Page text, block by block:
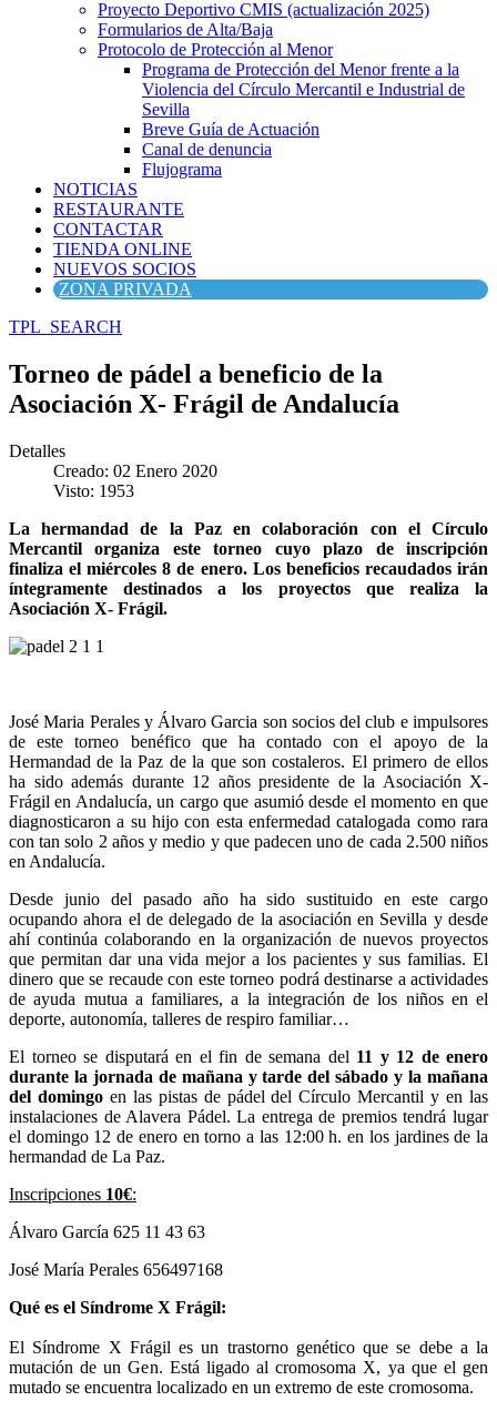
Proyecto Deportivo CMIS (actualización 2025)
Formularios de Alta/Baja
Protocolo de Protección al Menor
Programa de Protección del Menor frente a la
Violencia del Círculo Mercantil e Industrial de
Sevilla
Breve Guía de Actuación
Canal de denuncia
Flujograma
NOTICIAS
RESTAURANTE
CONTACTAR
TIENDA ONLINE
NUEVOS SOCIOS
ZONA PRIVADA
TPL_SEARCH
Torneo de pádel a beneficio de la
Asociación X- Frágil de Andalucía
Detalles
Creado: 02 Enero 2020
Visto: 1953
La hermandad de la Paz en colaboración con el Círculo
Mercantil organiza este torneo cuyo plazo de inscripción
finaliza el miércoles 8 de enero. Los beneficios recaudados irán
íntegramente destinados a los proyectos que realiza la
Asociación X- Frágil.
José Maria Perales y Álvaro Garcia son socios del club e impulsores
de este torneo benéfico que ha contado con el apoyo de la
Hermandad de la Paz de la que son costaleros. El primero de ellos
ha sido además durante 12 años presidente de la Asociación X-
Frágil en Andalucía, un cargo que asumió desde el momento en que
diagnosticaron a su hijo con esta enfermedad catalogada como rara
con tan solo 2 años y medio y que padecen uno de cada 2.500 niños
en Andalucía.
Desde junio del pasado año ha sido sustituido en este cargo
ocupando ahora el de delegado de la asociación en Sevilla y desde
ahí continúa colaborando en la organización de nuevos proyectos
que permitan dar una vida mejor a los pacientes y sus familias. El
dinero que se recaude con este torneo podrá destinarse a actividades
de ayuda mutua a familiares, a la integración de los niños en el
deporte, autonomía, talleres de respiro familiar…
El torneo se disputará en el fin de semana del 11 y 12 de enero
durante la jornada de mañana y tarde del sábado y la mañana
del domingoen las pistas de pádel del Círculo Mercantil y en las
instalaciones de Alavera Pádel. La entrega de premios tendrá lugar
el domingo 12 de enero en torno a las 12:00 h. en los jardines de la
hermandad de La Paz.
Inscripciones 10€:
Álvaro García 625 11 43 63
José María Perales 656497168
Qué es el Síndrome X Frágil:
El Síndrome X Frágil es un trastorno genético que se debe a la
mutación de un Gen. Está ligado al cromosoma X, ya que el gen
mutado se encuentra localizado en un extremo de este cromosoma.